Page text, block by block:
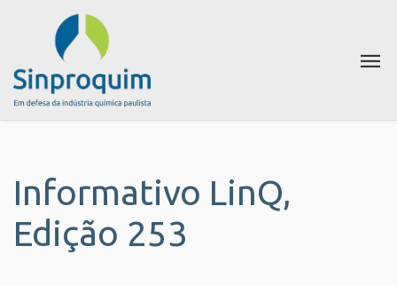
Informativo LinQ,
Edição 253